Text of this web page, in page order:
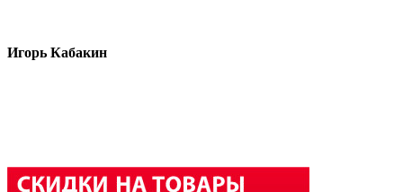
Игорь Кабакин